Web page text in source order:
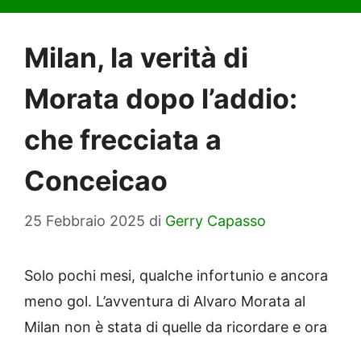
Milan, la verità di
Morata dopo l’addio:
che frecciata a
Conceicao
25 Febbraio 2025 di Gerry Capasso
Solo pochi mesi, qualche infortunio e ancora
meno gol. L’avventura di Alvaro Morata al
Milan non è stata di quelle da ricordare e ora